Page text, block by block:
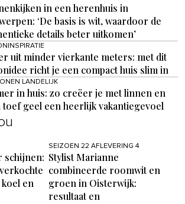
in een herenhuis in
‘De basis is wit, waardoor de
details beter uitkomen’
uit minder vierkante meters: met dit
richt je een compact huis slim in
LANDELIJK
in huis: zo creëer je met linnen en
toef geel een heerlijk vakantiegevoel
schijnen:
en
SEIZOEN 22 AFLEVERING 4
Stylist Marianne
combineerde roomwit en
groen in Oisterwijk:
resultaat en